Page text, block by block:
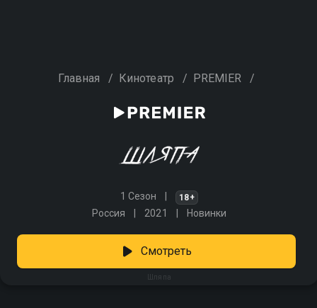
Главная / Кинотеатр / PREMIER /
1 Сезон 18+
Россия 2021 Новинки
Шляпа
Смотреть